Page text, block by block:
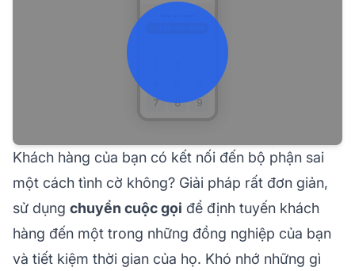
Khách hàng của bạn có kết nối đến bộ phận sai
một cách tình cờ không? Giải pháp rất đơn giản,
sử dụng chuyển cuộc gọi để định tuyến khách
hàng đến một trong những đồng nghiệp của bạn
và tiết kiệm thời gian của họ. Khó nhớ những gì